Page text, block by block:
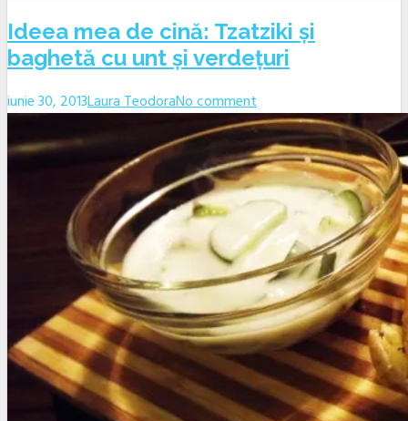
Ideea mea de cină: Tzatziki și
baghetă cu unt și verdețuri
iunie 30, 2013Laura TeodoraNo comment